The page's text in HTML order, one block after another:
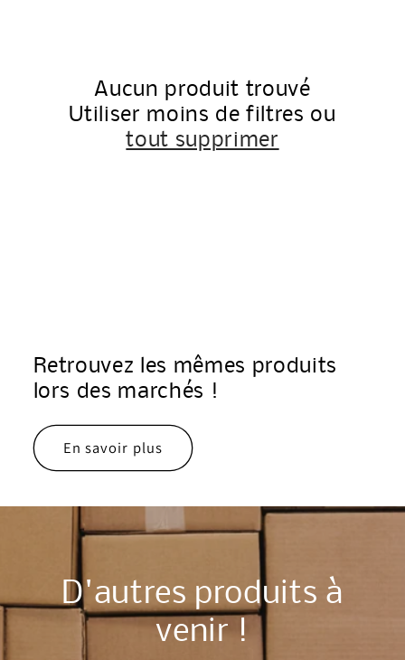
Aucun produit trouvé
Utiliser moins de filtres ou
tout supprimer
Retrouvez les mêmes produits
lors des marchés !
En savoir plus
D'autres produits à
venir !